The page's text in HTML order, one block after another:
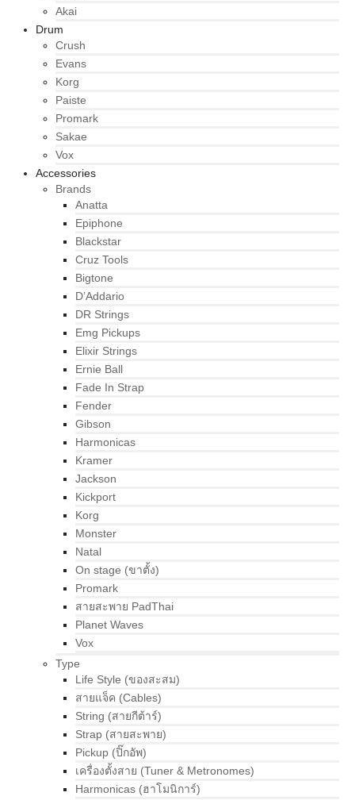
Akai
Drum
Crush
Evans
Korg
Paiste
Promark
Sakae
Vox
Accessories
Brands
Anatta
Epiphone
Blackstar
Cruz Tools
Bigtone
D’Addario
DR Strings
Emg Pickups
Elixir Strings
Ernie Ball
Fade In Strap
Fender
Gibson
Harmonicas
Kramer
Jackson
Kickport
Korg
Monster
Natal
On stage (ขาตั้ง)
Promark
สายสะพาย PadThai
Planet Waves
Vox
Type
Life Style (ของสะสม)
สายแจ็ค (Cables)
String (สายกีต้าร์)
Strap (สายสะพาย)
Pickup (ปิ๊กอัพ)
เครื่องตั้งสาย (Tuner & Metronomes)
Harmonicas (ฮาโมนิการ์)